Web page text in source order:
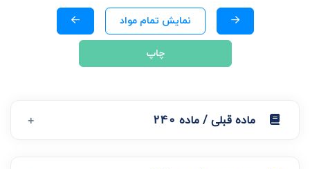
نمایش تمام مواد
چاپ
ماده قبلی / ماده 240